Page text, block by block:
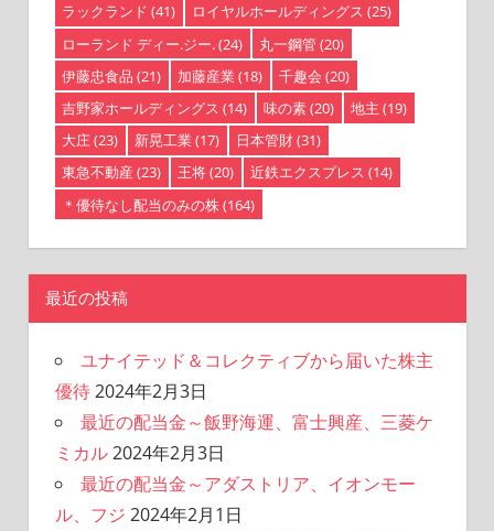
ラックランド (41) ロイヤルホールディングス (25)
ローランド ディー.ジー.(24) 丸一鋼管(20)
伊藤忠食品 (21) 加藤産業 (18) 千趣会 (20)
吉野家ホールディングス (14) 味の素(20) 地主 (19)
大庄(23) 新晃工業 (17) 日本管財(31)
東急不動産 (23) 王将(20) 近鉄エクスプレス (14)
＊優待なし配当のみの株(164)
最近の投稿
ユナイテッド＆コレクティブから届いた株主
優待 2024年2月3日
最近の配当金～飯野海運、富士興産、三菱ケ
ミカル 2024年2月3日
最近の配当金～アダストリア、イオンモー
ル、フジ 2024年2月1日